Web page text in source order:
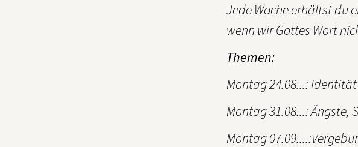
Jede Woche erhältst du
wenn wir Gottes Wort
Themen:
Montag 24.08...:
Montag 31.08...: Ängste,
Montag